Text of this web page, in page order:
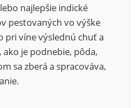
najlepšie indické
pestovaných vo výške
pri víne výslednú chuť a
je podnebie, pôda,
sa zberá a spracováva,